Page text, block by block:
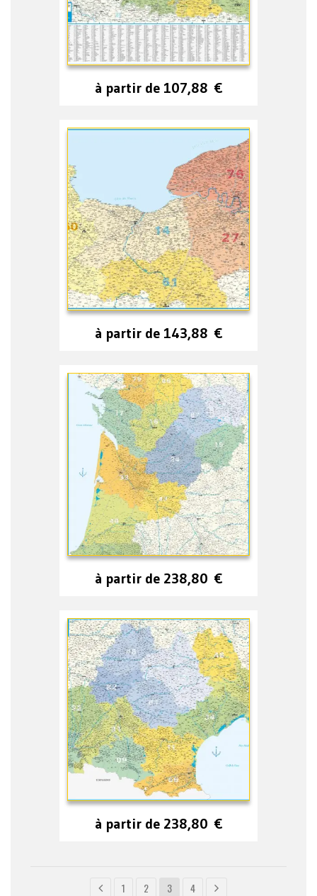
à partir de 107,88 €
à partir de 143,88 €
à partir de 238,80 €
à partir de 238,80 €
1 2 3 4